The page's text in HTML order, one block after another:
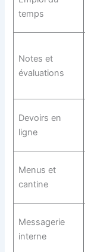
temps
Notes et
évaluations
Devoirs en
ligne
Menus et
cantine
Messagerie
interne